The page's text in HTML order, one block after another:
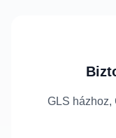
GLS házhoz,